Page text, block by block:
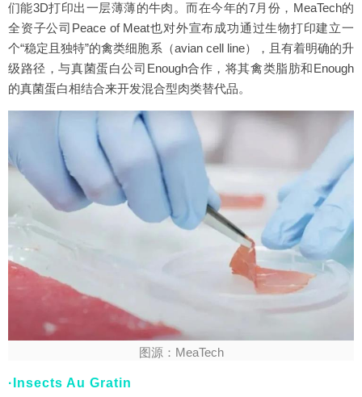
们能3D打印出一层薄薄的牛肉。而在今年的7月份，MeaTech的
全资子公司Peace of Meat也对外宣布成功通过生物打印建立一
个“稳定且独特”的禽类细胞系（avian cell line），且有着明确的升
级路径，与真菌蛋白公司Enough合作，将其禽类脂肪和Enough
的真菌蛋白相结合来开发混合型肉类替代品。
图源：MeaTech
·Insects Au Gratin